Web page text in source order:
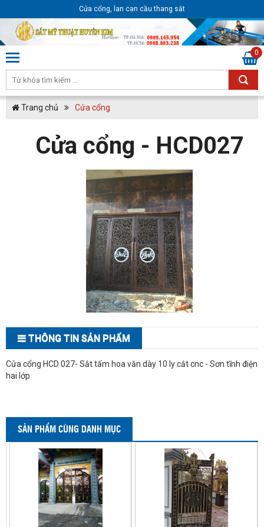
Cửa cổng, lan can cầu thang sắt
0
Trang chủ Cửa cổng
Cửa cổng - HCD027
THÔNG TIN SẢN PHẨM
Cửa cổng HCD 027- Sắt tấm hoa văn dày 10 ly cắt cnc - Sơn tĩnh điện
hai lớp
SẢN PHẨM CÙNG DANH MỤC